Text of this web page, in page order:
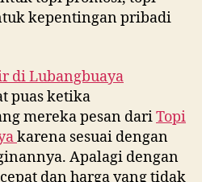
kepentingan pribadi
diLubangbuaya
puas ketika
mereka pesan dariTopi
karena sesuai dengan
Apalagi dengan
dan harga yang tidak